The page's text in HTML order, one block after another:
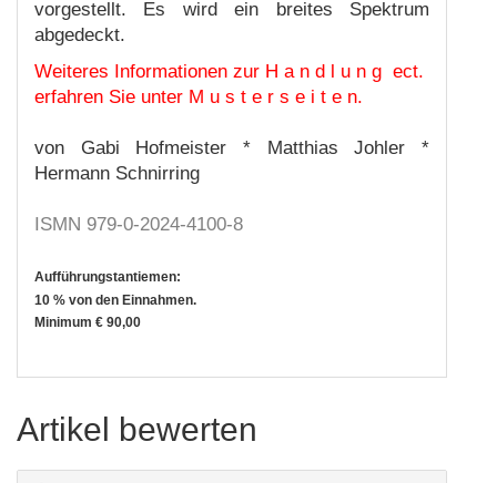
vorgestellt. Es wird ein breites Spektrum
abgedeckt.
Weiteres Informationen zur H a n d l u n g ect.
erfahren Sie unter M u s t e r s e i t e n.
von Gabi Hofmeister * Matthias Johler *
Hermann Schnirring
ISMN 979-0-2024-4100-8
Aufführungstantiemen:
10 % von den Einnahmen.
Minimum € 90,00
Artikel bewerten